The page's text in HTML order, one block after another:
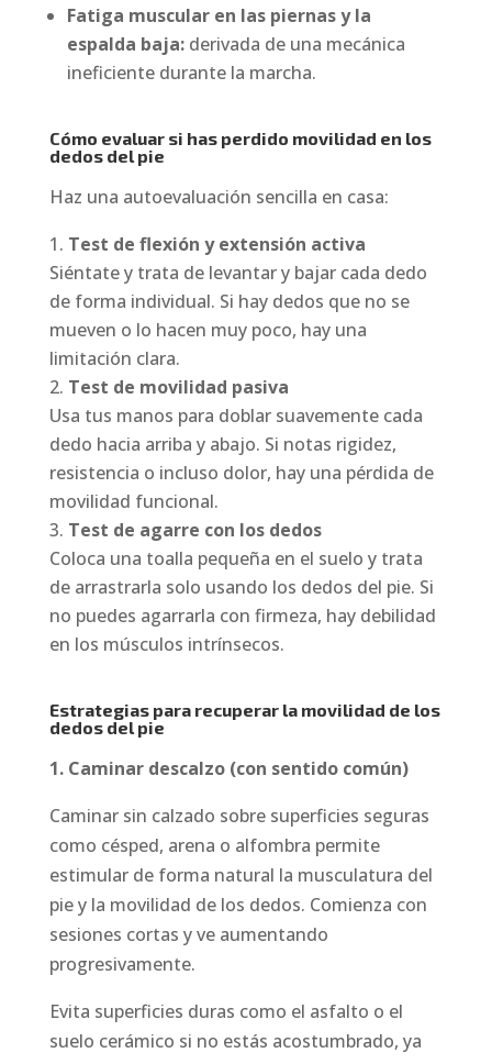
Fatiga muscular en las piernas y la
espalda baja:derivada de una mecánica
ineficiente durante la marcha.
Cómo evaluar si has perdido movilidad en los
dedos del pie
Haz una autoevaluación sencilla en casa:
Test de flexión y extensión activa
Siéntate y trata de levantar y bajar cada dedo
de forma individual. Si hay dedos que no se
mueven o lo hacen muy poco, hay una
limitación clara.
Test de movilidad pasiva
Usa tus manos para doblar suavemente cada
dedo hacia arriba y abajo. Si notas rigidez,
resistencia o incluso dolor, hay una pérdida de
movilidad funcional.
Test de agarre con los dedos
Coloca una toalla pequeña en el suelo y trata
de arrastrarla solo usando los dedos del pie. Si
no puedes agarrarla con firmeza, hay debilidad
en los músculos intrínsecos.
Estrategias para recuperar la movilidad de los
dedos del pie
1. Caminar descalzo (con sentido común)
Caminar sin calzado sobre superficies seguras
como césped, arena o alfombra permite
estimular de forma natural la musculatura del
pie y la movilidad de los dedos. Comienza con
sesiones cortas y ve aumentando
progresivamente.
Evita superficies duras como el asfalto o el
suelo cerámico si no estás acostumbrado, ya